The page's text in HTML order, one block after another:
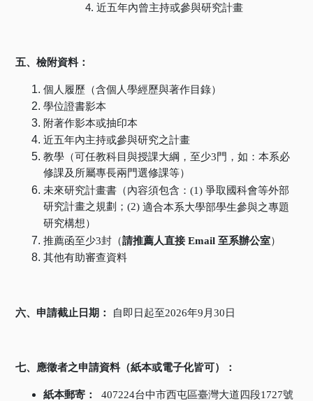
4.近五年內曾主持或參與研究計畫
五、檢附資料：
個人履歷（含個人學經歷與著作目錄）
學位證書影本
附著作影本或抽印本
近五年內主持或參與研究之計畫
教學（可任教科目與授課大綱，至少3門，如：本系必
修課及所屬專長兩門選修課等）
未來研究計畫書（內容須包含：(1)爭取國科會等外部
研究計畫之規劃；(2)適合本系大學部學生參與之專題
研究構想）
推薦函至少3封（請推薦人直接 Email至系辦公室）
其他有助審查資料
六、申請截止日期： 自即日起至2026年9 月30日
七、應徵者之申請資料（紙本或電子化皆可）：
紙本郵寄： 407224台中市西屯區臺灣大道四段1727號